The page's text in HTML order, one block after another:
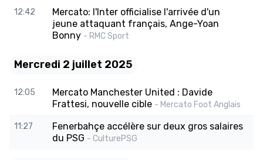
12:42
Mercato: l'Inter officialise l'arrivée d'un
jeune attaquant français, Ange-Yoan
Bonny - RMC Sport
Mercredi 2 juillet 2025
12:05
Mercato Manchester United : Davide
Frattesi, nouvelle cible - Mercato Foot Anglais
11:27
Fenerbahçe accélère sur deux gros salaires
du PSG - CulturePSG